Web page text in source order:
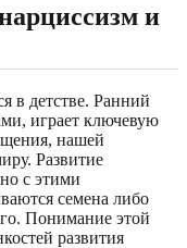
и
в детстве. Ранний
играет ключевую
нашей
Развитие
с этими
семена либо
Понимание этой
развития